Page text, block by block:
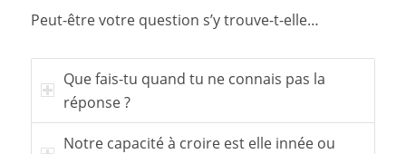
Peut-être votre question s’y trouve-t-elle…
Que fais-tu quand tu ne connais pas la
réponse ?
Notre capacité à croire est elle innée ou